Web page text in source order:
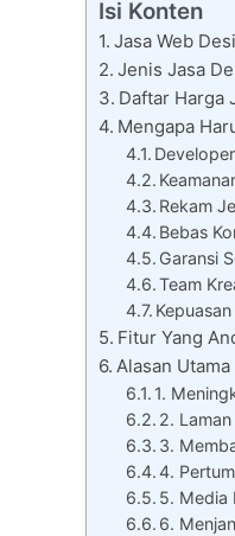
Isi Konten
Jasa Web
Jenis Jasa
Daftar Harga
Mengapa
Rekam
Bebas
Garansi
Team
Fitur Yang
Alasan
1.
2.
3.
4.
5. Media
6.